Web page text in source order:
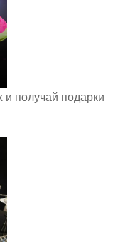
и получай подарки